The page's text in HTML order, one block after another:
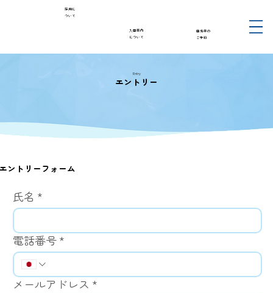
入園案内
について
採用に
ついて
園見学の
ご予約
Entry
エントリー
ントリーフォーム
氏名 *
電話番号*
メールアドレス *